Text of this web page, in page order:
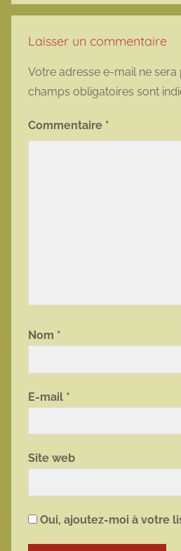
Laisser un commentaire
Votre adresse e-mail ne sera
champs obligatoires sont
Commentaire *
Nom *
E-mail *
Site web
Oui, ajoutez-moi à votre